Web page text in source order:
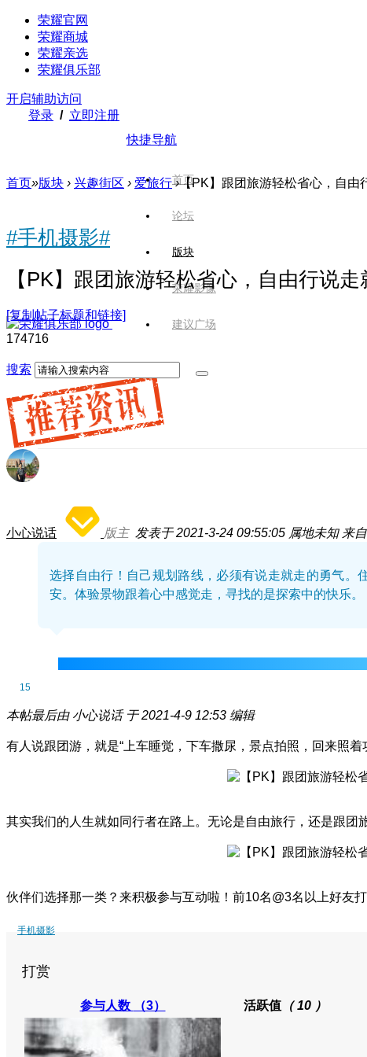
荣耀官网
荣耀商城
荣耀亲选
荣耀俱乐部
开启辅助访问
登录 / 立即注册
快捷导航
首页
论坛
版块
荣耀影像
建议广场
搜索
首页»版块 › 兴趣街区 › 爱旅行 ›【PK】跟团旅游轻松省心，自由
#手机摄影#
【PK】跟团旅游轻松省心，自由行说
[复制帖子标题和链接]
174716
小心说话 版主 发表于 2021-3-24 09:55:05 属地未知 来
选择自由行！自己规划路线，必须有说走就走的勇气。
安。体验景物跟着心中感觉走，寻找的是探索中的快乐。
15
本帖最后由 小心说话 于 2021-4-9 12:53 编辑
有人说跟团游，就是“上车睡觉，下车撒尿，景点拍照，回来照
其实我们的人生就如同行者在路上。无论是自由旅行，还是跟团
伙伴们选择那一类？来积极参与互动啦！前10名@3名以上好友
手机摄影
打赏
参与人数 （3） 活跃值（ 10 ）